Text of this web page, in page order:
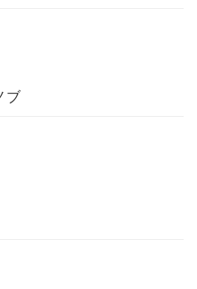
ブ